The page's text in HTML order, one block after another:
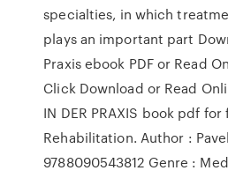
specialties, in which
plays an important part
Praxis ebook PDF or Read
Click Download or Read
IN DER PRAXIS book pdf
Rehabilitation. Author :
9788090543812 Genre :